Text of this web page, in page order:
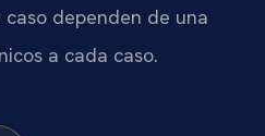
dependen de una
a cada caso.